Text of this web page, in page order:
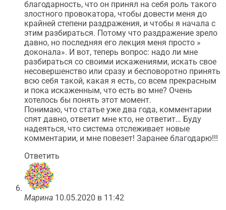
благодарность, что он принял на себя роль такого
злостного провокатора, чтобы довести меня до
крайней степени раздражения, и чтобы я начала с
этим разбираться. Потому что раздражение зрело
давно, но последняя его лекция меня просто »
доконала». И вот, теперь вопрос: надо ли мне
разбираться со своими искажениями, искать свое
несовершенство или сразу и бесповоротно принять
всю себя такой, какая я есть, со всем прекрасным
и пока искаженным, что есть во мне? Очень
хотелось бы понять этот момент.
Понимаю, что статье уже два года, комментарии
спят давно, ответит мне кто, не ответит… Буду
надеяться, что система отслеживает новые
комментарии, и мне повезет! Заранее благодарю!!!
Ответить
Марина 10.05.2020 в 11:42